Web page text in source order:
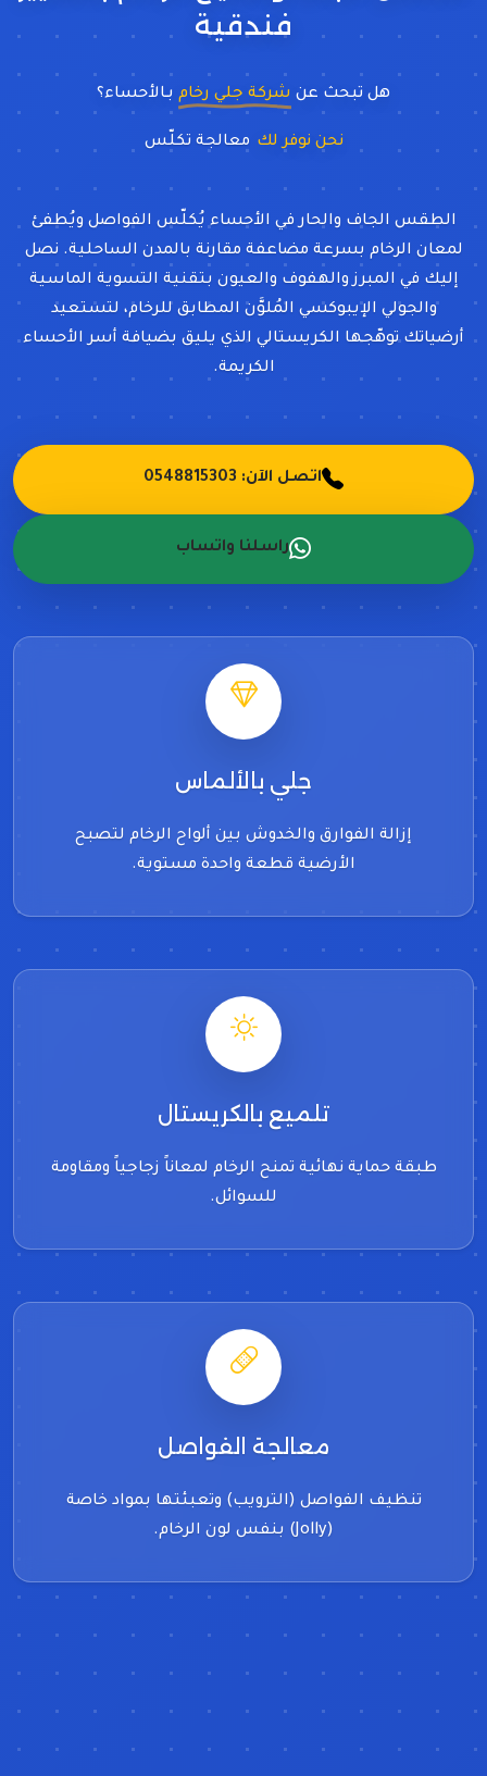
فندقية
هل تبحث عن شركة جلي رخام بـالأحساء؟
نحن نوفر لك معالجة تكلّس الرخام
الطقس الجاف والحار في الأحساء يُكلّس الفواصل ويُطفئ
لمعان الرخام بسرعة مضاعفة مقارنة بالمدن الساحلية. نصل
إليك في المبرز والهفوف والعيون بتقنية التسوية الماسية
والجولي الإيبوكسي المُلوَّن المطابق للرخام، لتستعيد
أرضياتك توهّجها الكريستالي الذي يليق بضيافة أسر الأحساء
الكريمة.
اتصل الآن: 0548815303
راسلنا واتساب
جلي بالألماس
إزالة الفوارق والخدوش بين ألواح الرخام لتصبح
الأرضية قطعة واحدة مستوية.
تلميع بالكريستال
طبقة حماية نهائية تمنح الرخام لمعاناً زجاجياً ومقاومة
للسوائل.
معالجة الفواصل
تنظيف الفواصل (الترويب) وتعبئتها بمواد خاصة
(Jolly) بنفس لون الرخام.